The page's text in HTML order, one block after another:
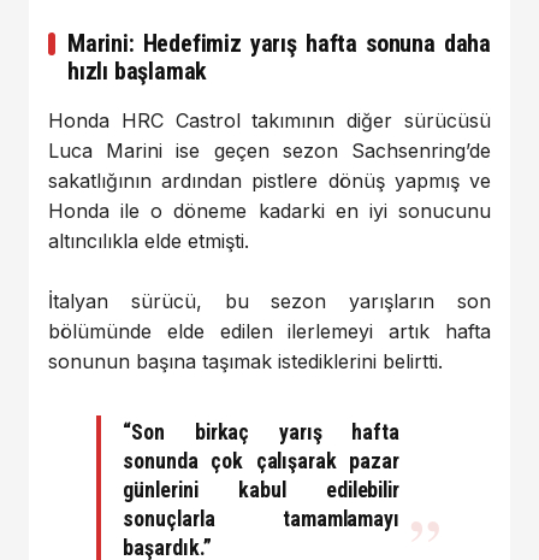
Marini: Hedefimiz yarış hafta sonuna daha
hızlı başlamak
Honda HRC Castrol takımının diğer sürücüsü
Luca Marini ise geçen sezon Sachsenring’de
sakatlığının ardından pistlere dönüş yapmış ve
Honda ile o döneme kadarki en iyi sonucunu
altıncılıkla elde etmişti.
İtalyan sürücü, bu sezon yarışların son
bölümünde elde edilen ilerlemeyi artık hafta
sonunun başına taşımak istediklerini belirtti.
“Son birkaç yarış hafta
sonunda çok çalışarak pazar
günlerini kabul edilebilir
sonuçlarla tamamlamayı
başardık.”